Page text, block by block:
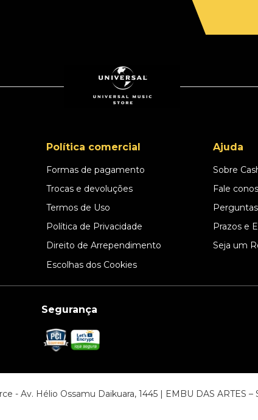
Política comercial
Formas de pagamento
Trocas e devoluções
Termos de Uso
Política de Privacidade
Direito de Arrependimento
Escolhas dos Cookies
Ajuda
Sobre
Fale
Prazos e
Seja um
Segurança
- Av. Hélio Ossamu Daikuara, 1445 | EMBU DAS ARTES –